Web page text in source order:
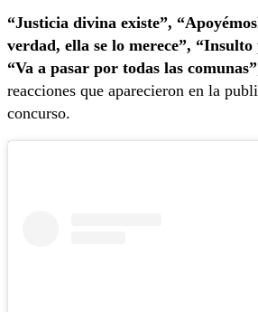
“Justicia divina existe”,
verdad, ella se lo merece”,
“Va a pasar por todas las comunas”
reacciones que aparecieron en la
concurso.